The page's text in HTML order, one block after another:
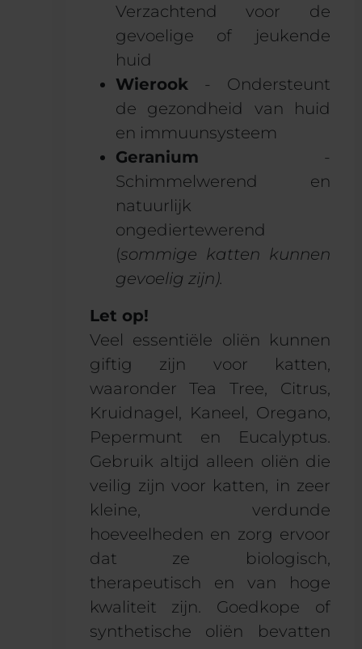
Verzachtend voor de
gevoelige of jeukende
huid
Wierook - Ondersteunt
de gezondheid van huid
en immuunsysteem
Geranium -
Schimmelwerend en
natuurlijk
ongediertewerend
(sommige katten kunnen
gevoelig zijn).
Let op!
Veel essentiële oliën kunnen
giftig zijn voor katten,
waaronder Tea Tree, Citrus,
Kruidnagel, Kaneel, Oregano,
Pepermunt en Eucalyptus.
Gebruik altijd alleen oliën die
veilig zijn voor katten, in zeer
kleine, verdunde
hoeveelheden en zorg ervoor
dat ze biologisch,
therapeutisch en van hoge
kwaliteit zijn. Goedkope of
synthetische oliën bevatten